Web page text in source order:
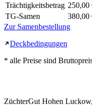
Trächtigkeitsbetrag 250,00
TG-Samen
380,00
Zur Samenbestellung
Deckbedingungen
* alle Preise sind
ZüchterGut Hohen